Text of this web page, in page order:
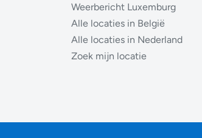
Weerbericht Luxemburg
Alle locaties in België
Alle locaties in Nederland
Zoek mijn locatie